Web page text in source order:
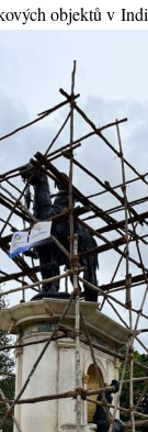
objektů v